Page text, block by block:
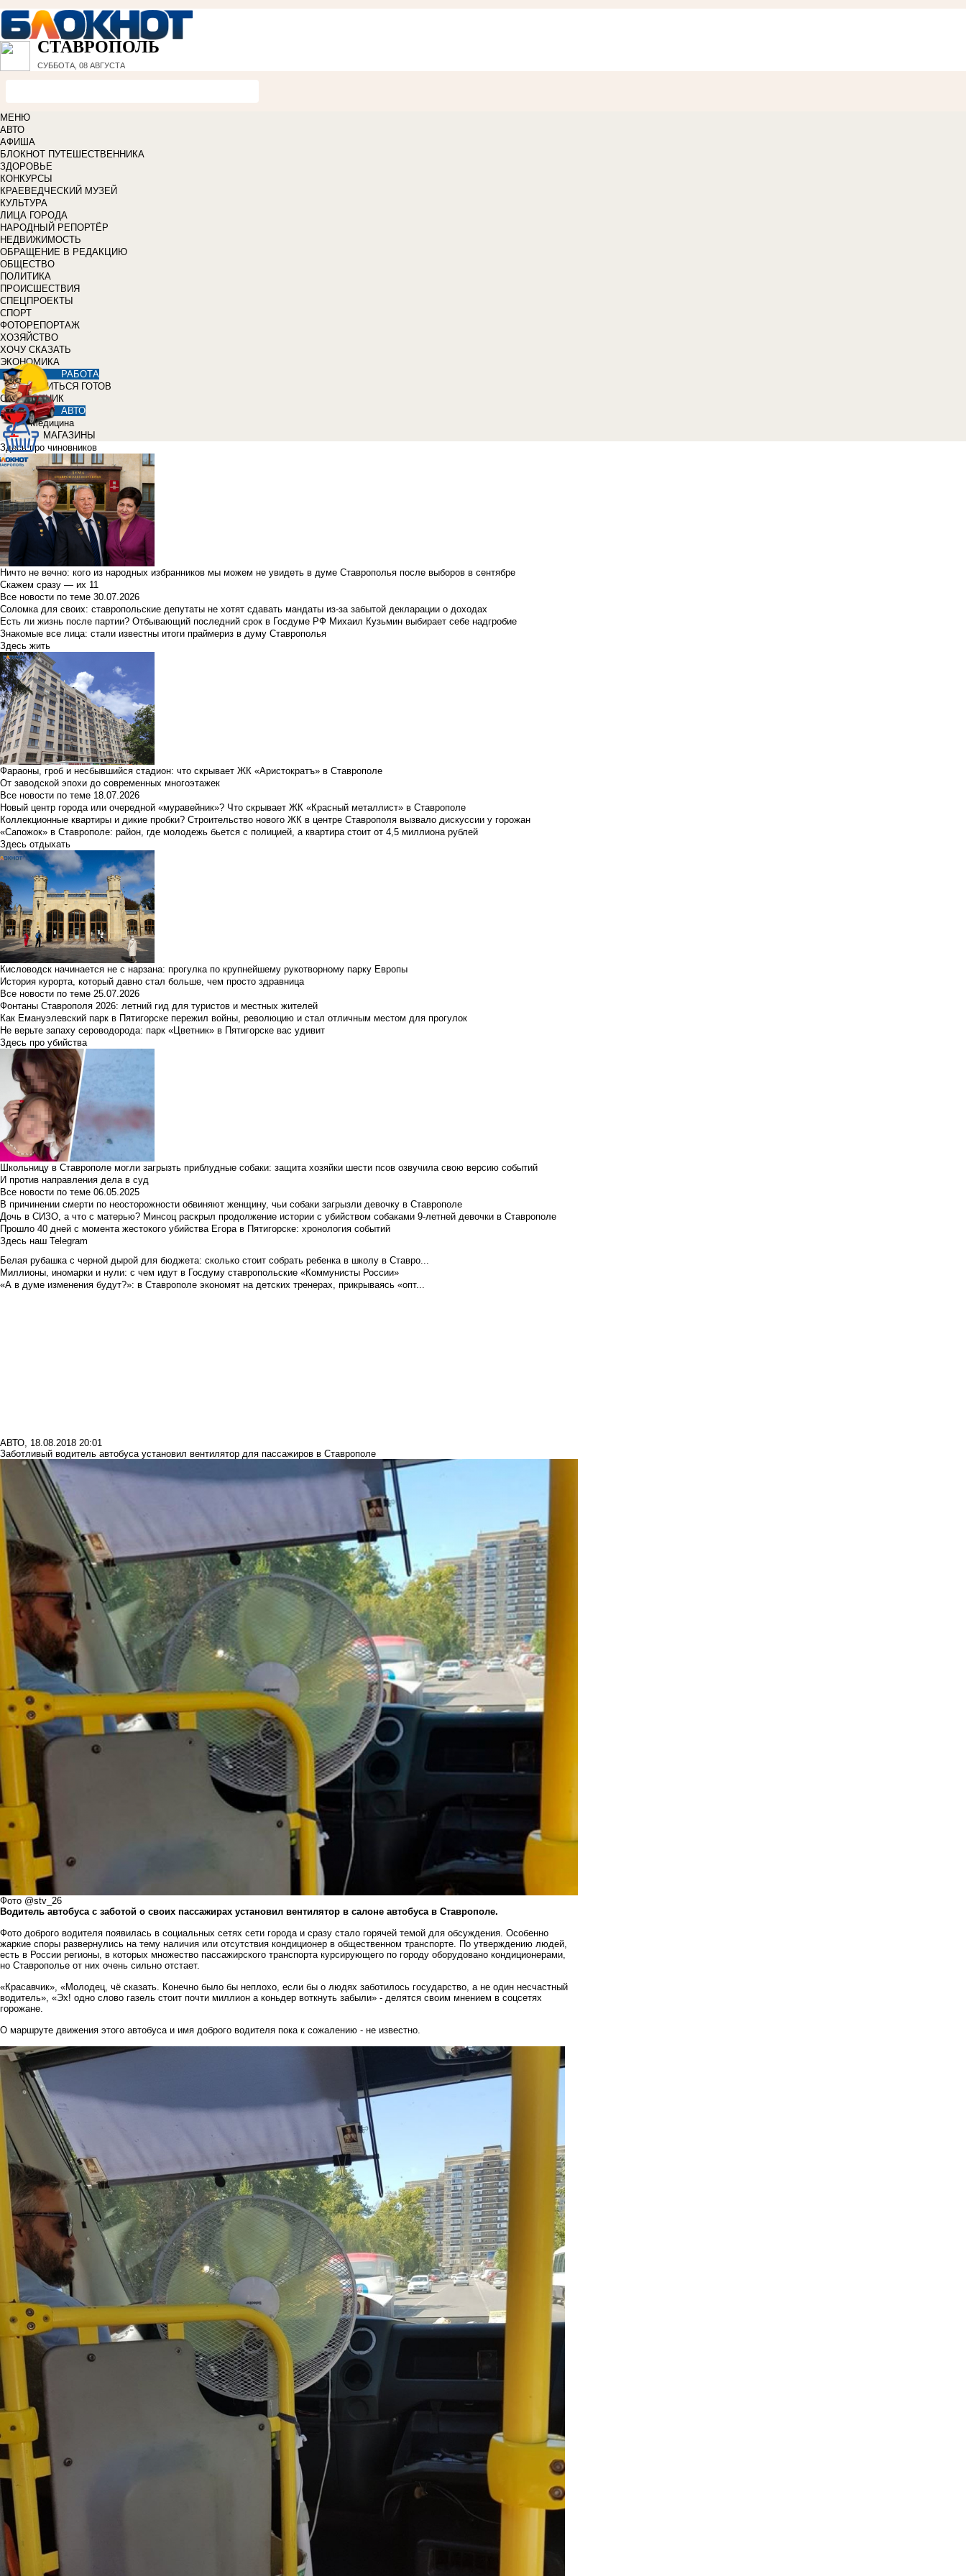
СТАВРОПОЛЬ
СУББОТА, 08 АВГУСТА
МЕНЮ
АВТО
АФИША
БЛОКНОТ ПУТЕШЕСТВЕННИКА
ЗДОРОВЬЕ
КОНКУРСЫ
КРАЕВЕДЧЕСКИЙ МУЗЕЙ
КУЛЬТУРА
ЛИЦА ГОРОДА
НАРОДНЫЙ РЕПОРТЁР
НЕДВИЖИМОСТЬ
ОБРАЩЕНИЕ В РЕДАКЦИЮ
ОБЩЕСТВО
ПОЛИТИКА
ПРОИСШЕСТВИЯ
СПЕЦПРОЕКТЫ
СПОРТ
ФОТОРЕПОРТАЖ
ХОЗЯЙСТВО
ХОЧУ СКАЗАТЬ
ЭКОНОМИКА
РАБОТА
УЧИТЬСЯ ГОТОВ
СПРАВОЧНИК
АВТО
Медицина
МАГАЗИНЫ
Здесь про чиновников
Ничто не вечно: кого из народных избранников мы можем не увидеть в думе Ставрополья после выборов в сентябре
Скажем сразу — их 11
Все новости по теме 30.07.2026
Соломка для своих: ставропольские депутаты не хотят сдавать мандаты из-за забытой декларации о доходах
Есть ли жизнь после партии? Отбывающий последний срок в Госдуме РФ Михаил Кузьмин выбирает себе надгробие
Знакомые все лица: стали известны итоги праймериз в думу Ставрополья
Здесь жить
Фараоны, гроб и несбывшийся стадион: что скрывает ЖК «Аристократъ» в Ставрополе
От заводской эпохи до современных многоэтажек
Все новости по теме 18.07.2026
Новый центр города или очередной «муравейник»? Что скрывает ЖК «Красный металлист» в Ставрополе
Коллекционные квартиры и дикие пробки? Строительство нового ЖК в центре Ставрополя вызвало дискуссии у горожан
«Сапожок» в Ставрополе: район, где молодежь бьется с полицией, а квартира стоит от 4,5 миллиона рублей
Здесь отдыхать
Кисловодск начинается не с нарзана: прогулка по крупнейшему рукотворному парку Европы
История курорта, который давно стал больше, чем просто здравница
Все новости по теме 25.07.2026
Фонтаны Ставрополя 2026: летний гид для туристов и местных жителей
Как Емануэлевский парк в Пятигорске пережил войны, революцию и стал отличным местом для прогулок
Не верьте запаху сероводорода: парк «Цветник» в Пятигорске вас удивит
Здесь про убийства
Школьницу в Ставрополе могли загрызть приблудные собаки: защита хозяйки шести псов озвучила свою версию событий
И против направления дела в суд
Все новости по теме 06.05.2025
В причинении смерти по неосторожности обвиняют женщину, чьи собаки загрызли девочку в Ставрополе
Дочь в СИЗО, а что с матерью? Минсоц раскрыл продолжение истории с убийством собаками 9-летней девочки в Ставрополе
Прошло 40 дней с момента жестокого убийства Егора в Пятигорске: хронология событий
Здесь наш Telegram
Белая рубашка с черной дырой для бюджета: сколько стоит собрать ребенка в школу в Ставро...
Миллионы, иномарки и нули: с чем идут в Госдуму ставропольские «Коммунисты России»
«А в думе изменения будут?»: в Ставрополе экономят на детских тренерах, прикрываясь «опт...
АВТО, 18.08.2018 20:01
Заботливый водитель автобуса установил вентилятор для пассажиров в Ставрополе
Фото @stv_26
Водитель автобуса с заботой о своих пассажирах установил вентилятор в салоне автобуса в Ставрополе.
Фото доброго водителя появилась в социальных сетях сети города и сразу стало горячей темой для обсуждения. Особенно
жаркие споры развернулись на тему наличия или отсутствия кондиционер в общественном транспорте. По утверждению людей,
есть в России регионы, в которых множество пассажирского транспорта курсирующего по городу оборудовано кондиционерами,
но Ставрополье от них очень сильно отстает.
«Красавчик», «Молодец, чё сказать. Конечно было бы неплохо, если бы о людях заботилось государство, а не один несчастный
водитель», «Эх! одно слово газель стоит почти миллион а коньдер воткнуть забыли» - делятся своим мнением в соцсетях
горожане.
О маршруте движения этого автобуса и имя доброго водителя пока к сожалению - не известно.